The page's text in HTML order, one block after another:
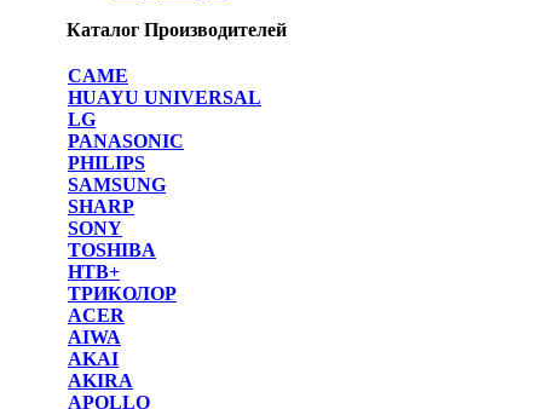
Каталог Производителей
CAME
HUAYU UNIVERSAL
LG
PANASONIC
PHILIPS
SAMSUNG
SHARP
SONY
TOSHIBA
НТВ+
ТРИКОЛОР
ACER
AIWA
AKAI
AKIRA
APOLLO